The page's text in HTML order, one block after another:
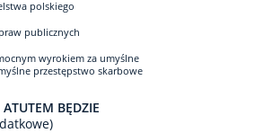
polskiego
publicznych
wyrokiem za umyślne
przestępstwo skarbowe
BĘDZIE